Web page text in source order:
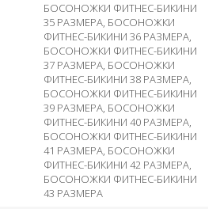
БОСОНОЖКИ ФИТНЕС-БИКИНИ
35 РАЗМЕРА, БОСОНОЖКИ
ФИТНЕС-БИКИНИ 36 РАЗМЕРА,
БОСОНОЖКИ ФИТНЕС-БИКИНИ
37 РАЗМЕРА, БОСОНОЖКИ
ФИТНЕС-БИКИНИ 38 РАЗМЕРА,
БОСОНОЖКИ ФИТНЕС-БИКИНИ
39 РАЗМЕРА, БОСОНОЖКИ
ФИТНЕС-БИКИНИ 40 РАЗМЕРА,
БОСОНОЖКИ ФИТНЕС-БИКИНИ
41 РАЗМЕРА, БОСОНОЖКИ
ФИТНЕС-БИКИНИ 42 РАЗМЕРА,
БОСОНОЖКИ ФИТНЕС-БИКИНИ
43 РАЗМЕРА